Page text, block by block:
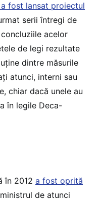
fost lansat proiectul
serii întregi de
acelor
de legi rezultate
dintre măsurile
atunci, interni sau
chiar dacă unele au
în legile Deca-
în 2012 a fost oprită
de atunci